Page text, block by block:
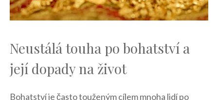
Neustálá touha po bohatství a
její dopady na život
Bohatství je často touženým cílem mnoha lidí po